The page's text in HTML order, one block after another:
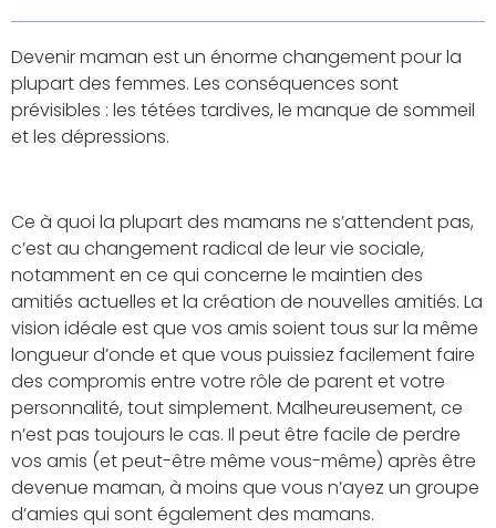
Devenir maman est un énorme changement pour la
plupart des femmes. Les conséquences sont
prévisibles : les tétées tardives, le manque de sommeil
et les dépressions.
Ce à quoi la plupart des mamans ne s’attendent pas,
c’est au changement radical de leur vie sociale,
notamment en ce qui concerne le maintien des
amitiés actuelles et la création de nouvelles amitiés. La
vision idéale est que vos amis soient tous sur la même
longueur d’onde et que vous puissiez facilement faire
des compromis entre votre rôle de parent et votre
personnalité, tout simplement. Malheureusement, ce
n’est pas toujours le cas. Il peut être facile de perdre
vos amis (et peut-être même vous-même) après être
devenue maman, à moins que vous n’ayez un groupe
d’amies qui sont également des mamans.